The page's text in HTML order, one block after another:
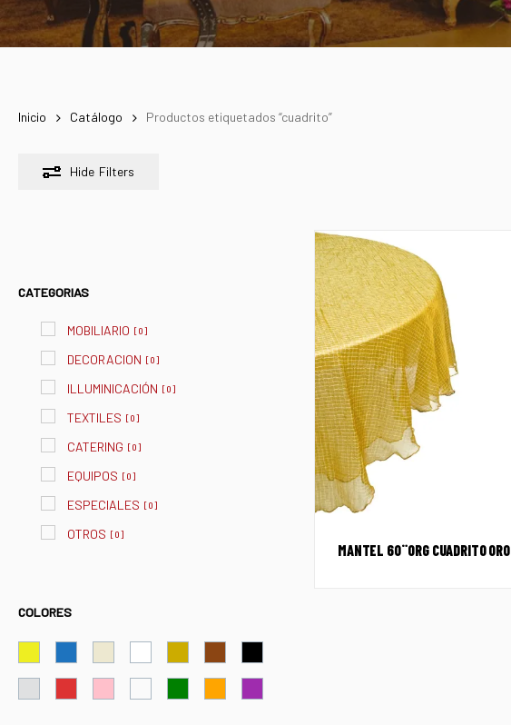
Inicio Catálogo Productos etiquetados “cuadrito”
Hide Filters
CATEGORIAS
MOBILIARIO [0]
DECORACION [0]
ILLUMINICACIÓN [0]
TEXTILES [0]
CATERING [0]
EQUIPOS [0]
ESPECIALES [0]
OTROS [0]
COLORES
MANTEL 60¨ORG CUADRITO ORO